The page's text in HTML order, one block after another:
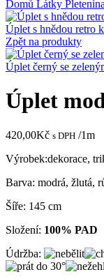
Domů Látky Pletenina
Úplet s hnědou retro
Zpět na produkty
Úplet černý se
Úplet
420,00Kč s DPH /1m
Výrobek:dekorace,
Barva: modrá, žlutá,
Šíře: 145 cm
Složení: 100% PAD
Údržba: